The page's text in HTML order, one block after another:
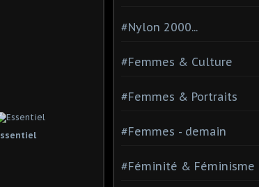
#Nylon 2000...
#Femmes & Culture
#Femmes & Portraits
#Femmes - demain
#Féminité & Féminisme